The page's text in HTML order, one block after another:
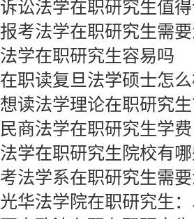
诉讼法学在职研究生值
报考法学在职研究生需
法学在职研究生容易吗
在职读复旦法学硕士怎
想读法学理论在职研究生
民商法学在职研究生学费
法学在职研究生院校有
考法学系在职研究生需
光华法学院在职研究生